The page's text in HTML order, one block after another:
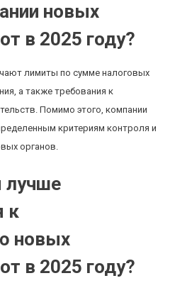
новых
в 2025 году?
лимиты по сумме налоговых
а также требования к
Помимо этого, компании
критериям контроля и
органов.
лучше
к
новых
в 2025 году?